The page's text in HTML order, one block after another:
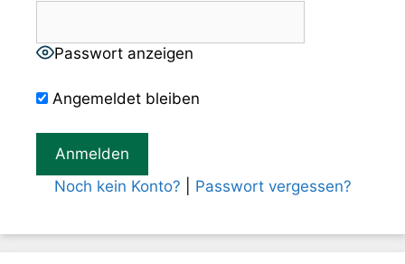
Passwort anzeigen
Angemeldet bleiben
Noch kein Konto? Passwort vergessen?